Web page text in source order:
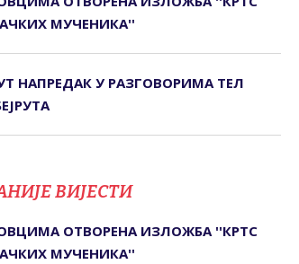
МУЧЕНИКА''
НАПРЕДАК У РАЗГОВОРИМА ТЕЛ
ВИЈЕСТИ
ОTВОРЕНА ИЗЛОЖБА ''КРTС
МУЧЕНИКА''